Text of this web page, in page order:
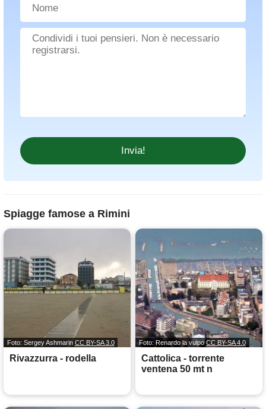
Spiagge famose a Rimini
Foto: Sergey Ashmarin CC BY-SA 3.0
Rivazzurra - rodella
Foto: Renardo la vulpoCC BY-SA 4.0
Cattolica - torrente
ventena 50 mt n